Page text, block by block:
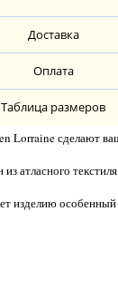
Доставка
Оплата
Таблица размеров
Lorraine сделают
атласного
изделию